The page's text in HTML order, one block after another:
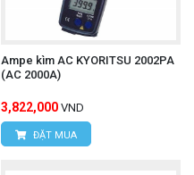
Ampe kìm AC KYORITSU 2002PA
(AC 2000A)
3,822,000 VND
ĐẶT MUA